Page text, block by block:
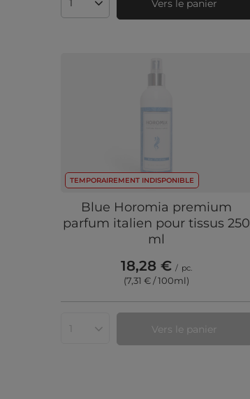
Quantité de produitsVers le panier
TEMPORAIREMENT INDISPONIBLE
Blue Horomia premium
parfum italien pour tissus 250
ml
18,28 € / pc.
(7,31 € / 100ml)
Quantité de produitsVers le panier